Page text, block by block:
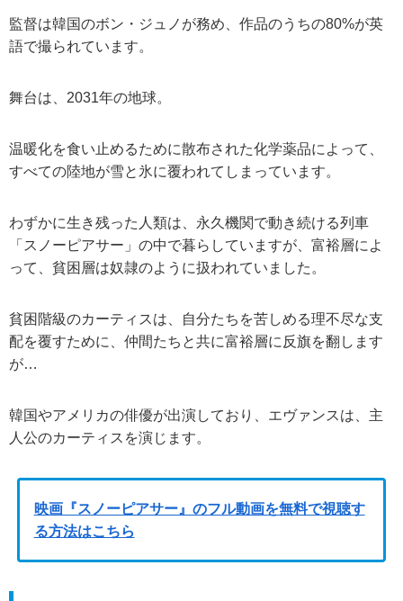
監督は韓国のボン・ジュノが務め、作品のうちの80%が英
語で撮られています。
舞台は、2031年の地球。
温暖化を食い止めるために散布された化学薬品によって、
すべての陸地が雪と氷に覆われてしまっています。
わずかに生き残った人類は、永久機関で動き続ける列車
「スノーピアサー」の中で暮らしていますが、富裕層によ
って、貧困層は奴隷のように扱われていました。
貧困階級のカーティスは、自分たちを苦しめる理不尽な支
配を覆すために、仲間たちと共に富裕層に反旗を翻します
が…
韓国やアメリカの俳優が出演しており、エヴァンスは、主
人公のカーティスを演じます。
映画『スノーピアサー』のフル動画を無料で視聴す
る方法はこちら